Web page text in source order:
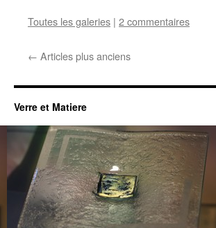
Toutes les galeries | 2 commentaires
← Articles plus anciens
Verre et Matiere